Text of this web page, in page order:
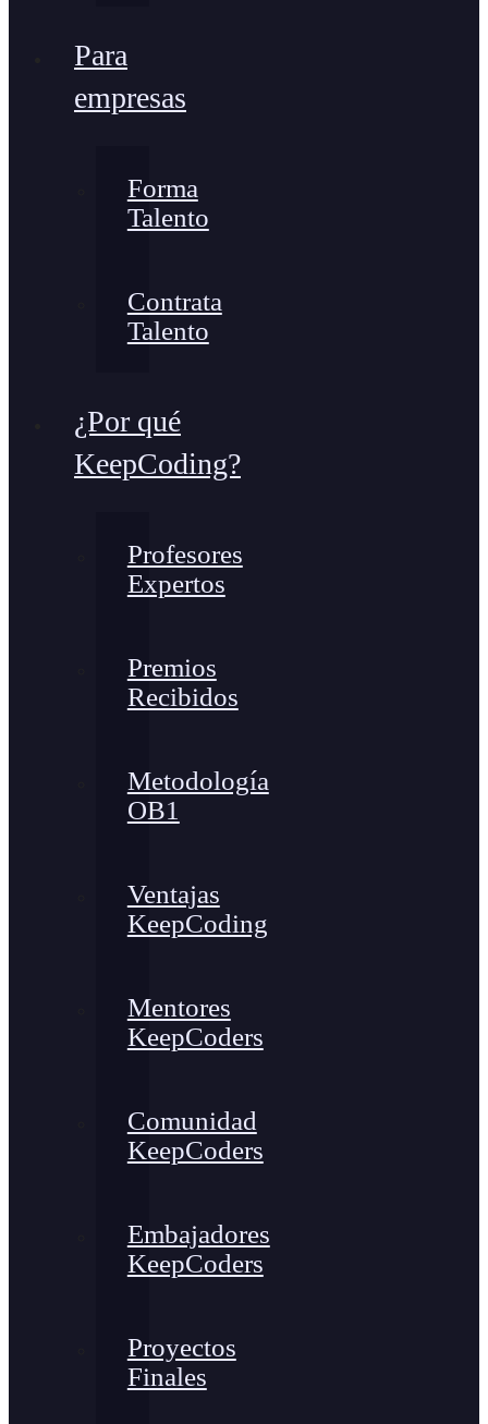
Para
empresas
Forma
Talento
Contrata
Talento
¿Por qué
KeepCoding?
Profesores
Expertos
Premios
Recibidos
Metodología
OB1
Ventajas
KeepCoding
Mentores
KeepCoders
Comunidad
KeepCoders
Embajadores
KeepCoders
Proyectos
Finales